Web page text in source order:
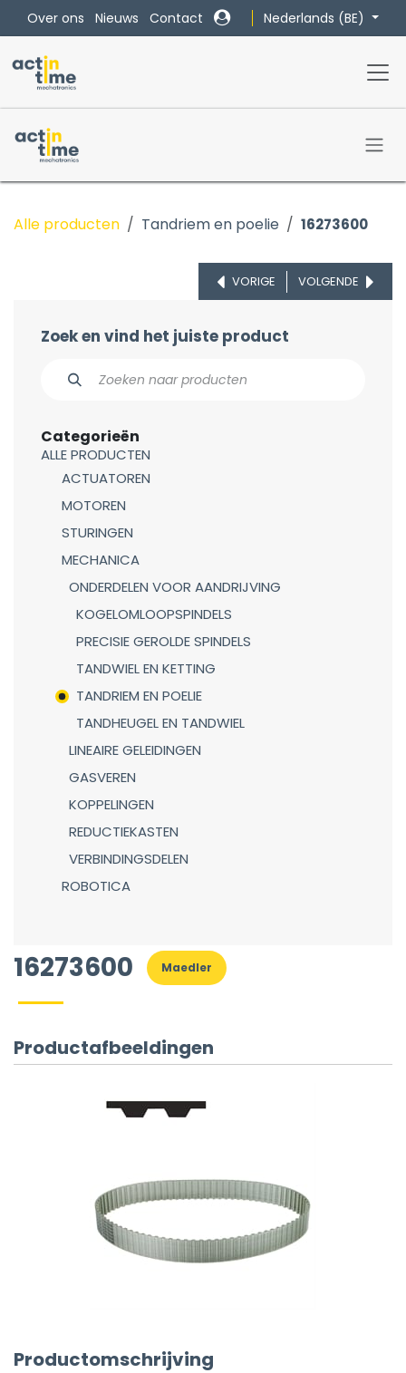
Overslaan naar inhoud
Over ons Nieuws Contact Nederlands (BE)
Alle producten Tandriem en poelie 16273600
VORIGE VOLGENDE
Zoek en vind het juiste product
Categorieën
ALLE PRODUCTEN
ACTUATOREN
MOTOREN
STURINGEN
MECHANICA
ONDERDELEN VOOR AANDRIJVING
KOGELOMLOOPSPINDELS
PRECISIE GEROLDE SPINDELS
TANDWIEL EN KETTING
TANDRIEM EN POELIE
TANDHEUGEL EN TANDWIEL
LINEAIRE GELEIDINGEN
GASVEREN
KOPPELINGEN
REDUCTIEKASTEN
VERBINDINGSDELEN
ROBOTICA
16273600 Maedler
Productafbeeldingen
Productomschrijving